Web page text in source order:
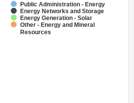
Public Administration - Energy
Energy Networks and Storage
Energy Generation - Solar
Other - Energy and Mineral
Resources